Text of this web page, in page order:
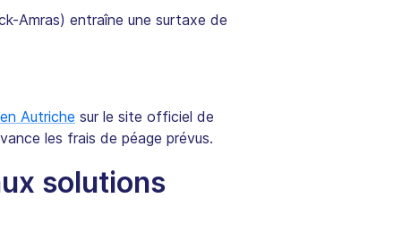
Amras) entraîne une surtaxe de
Autriche sur le site officiel de
les frais de péage prévus.
solutions